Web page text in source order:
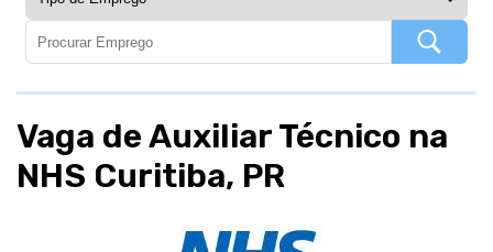
Vaga de Auxiliar Técnico na
NHS Curitiba, PR